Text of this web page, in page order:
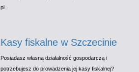
pl...
Kasy fiskalne w Szczecinie
Posiadasz własną działalność gospodarczą i
potrzebujesz do prowadzenia jej kasy fiskalnej?